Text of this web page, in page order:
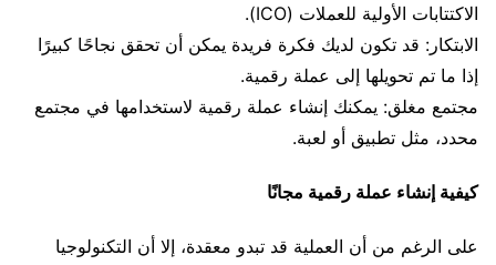
الاكتتابات الأولية للعملات (ICO).
الابتكار: قد تكون لديك فكرة فريدة يمكن أن تحقق نجاحًا كبيرًا
إذا ما تم تحويلها إلى عملة رقمية.
مجتمع مغلق: يمكنك إنشاء عملة رقمية لاستخدامها في مجتمع
محدد، مثل تطبيق أو لعبة.
كيفية إنشاء عملة رقمية مجانًا
على الرغم من أن العملية قد تبدو معقدة، إلا أن التكنولوجيا